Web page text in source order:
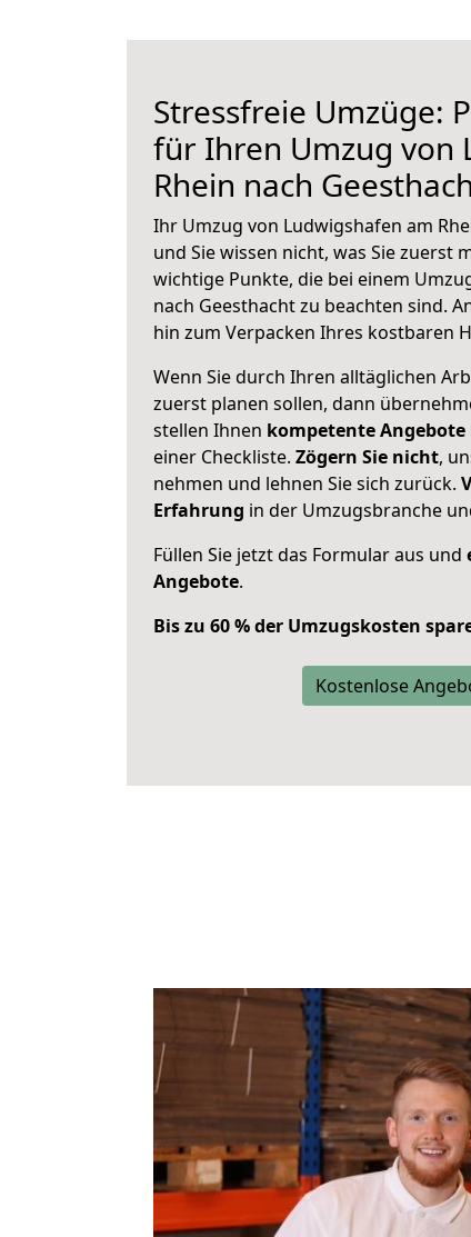
Stressfreie Umzüge:
für Ihren Umzug von
Rhein nach
Ihr Umzug von Ludwigshafen am
und Sie wissen nicht, was Sie zuerst
wichtige Punkte, die bei einem
nach Geesthacht zu beachten sind.
hin zum Verpacken Ihres kostbaren
Wenn Sie durch Ihren alltäglichen
zuerst planen sollen, dann
stellen Ihnen kompetente Angebote
einer Checkliste. Zögern Sie nicht,
nehmen und lehnen Sie sich zurück.
Erfahrung in der Umzugsbranche
Füllen Sie jetzt das Formular aus und
Angebote.
Bis zu 60 % der Umzugskosten
Kostenlose